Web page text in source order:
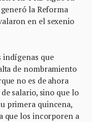
la Reforma
en el sexenio
indígenas que
de nombramiento
no es de ahora
salario, sino que lo
primera quincena,
que los incorporen a